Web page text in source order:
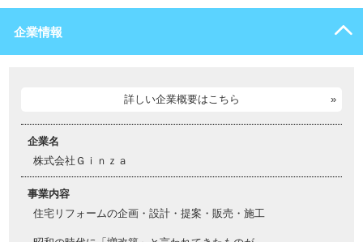
企業情報
詳しい企業概要はこちら
企業名
株式会社Ｇｉｎｚａ
事業内容
住宅リフォームの企画・設計・提案・販売・施工